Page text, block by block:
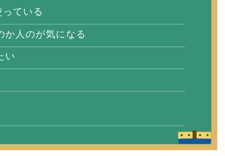
ている
か人のが気になる
い